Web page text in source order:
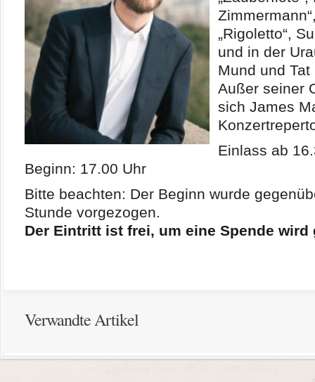
„Rigoletto“,
und in der
Mund und Tat
Außer seiner
sich James
Einlass ab
Beginn: 17.00 Uhr
Bitte beachten: Der Beginn wurde
Stunde vorgezogen.
Der Eintritt ist frei, um eine Spende wird
Verwandte Artikel